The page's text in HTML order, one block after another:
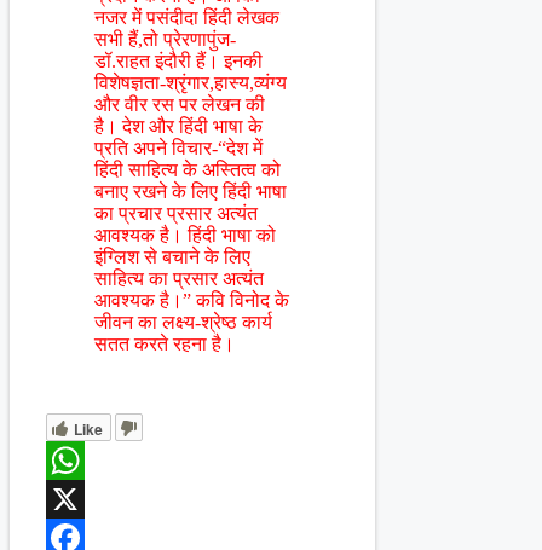
नजर में पसंदीदा हिंदी लेखक
सभी हैं,तो प्रेरणापुंज-
डॉ.राहत इंदौरी हैं। इनकी
विशेषज्ञता-श्रृंगार,हास्य,व्यंग्य
और वीर रस पर लेखन की
है। देश और हिंदी भाषा के
प्रति अपने विचार-“देश में
हिंदी साहित्य के अस्तित्व को
बनाए रखने के लिए हिंदी भाषा
का प्रचार प्रसार अत्यंत
आवश्यक है। हिंदी भाषा को
इंग्लिश से बचाने के लिए
साहित्य का प्रसार अत्यंत
आवश्यक है।” कवि विनोद के
जीवन का लक्ष्य-श्रेष्ठ कार्य
सतत करते रहना है।
Like
WhatsApp
X